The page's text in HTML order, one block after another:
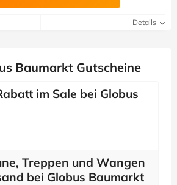
Details
Baumarkt Gutscheine
im Sale bei Globus
Treppen und Wangen
bei Globus Baumarkt